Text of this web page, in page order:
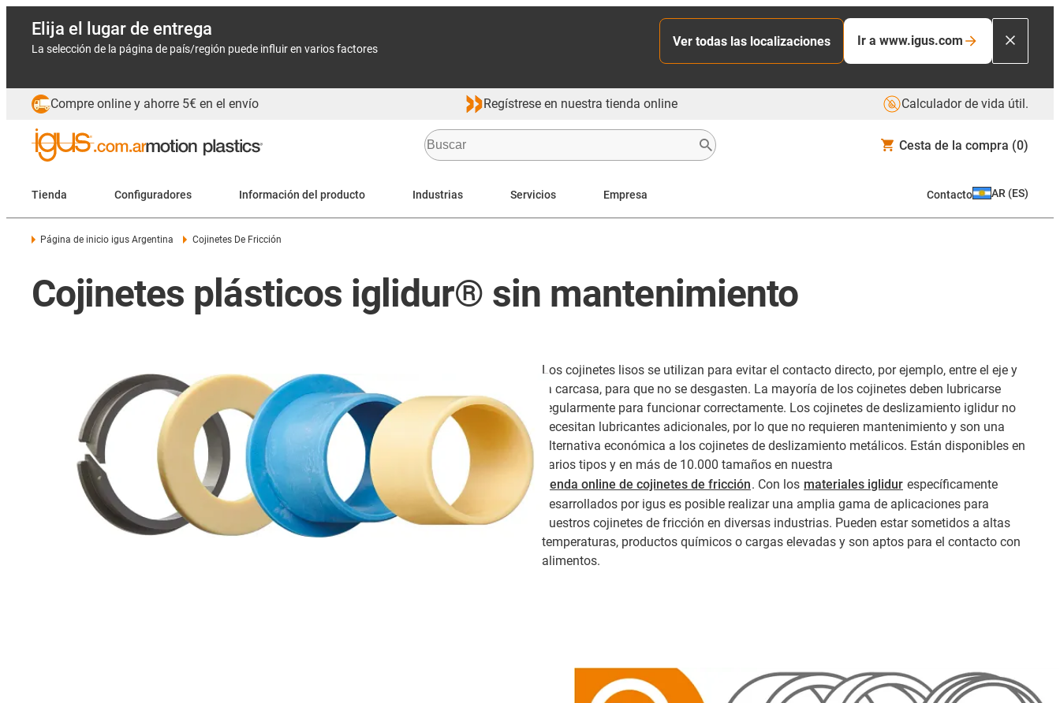
Elija el lugar de entrega
La selección de la página de país/región puede influir en varios factores
Ver todas las localizaciones Ir a www.igus.com
Compre online y ahorre 5€ en el envío Regístrese en nuestra tienda online Calculador de vida útil.
Cesta de la compra (0)
Tienda Configuradores Información del producto Industrias Servicios Empresa Contacto AR (ES)
Página de inicio igus Argentina Cojinetes De Fricción
Cojinetes plásticos iglidur® sin mantenimiento
Los cojinetes lisos se utilizan para evitar el contacto directo, por ejemplo, entre el eje y
la carcasa, para que no se desgasten. La mayoría de los cojinetes deben lubricarse
regularmente para funcionar correctamente. Los cojinetes de deslizamiento iglidur no
necesitan lubricantes adicionales, por lo que no requieren mantenimiento y son una
alternativa económica a los cojinetes de deslizamiento metálicos. Están disponibles en
varios tipos y en más de 10.000 tamaños en nuestra
tienda online de cojinetes de fricción. Con los materiales iglidur específicamente
desarrollados por igus es posible realizar una amplia gama de aplicaciones para
nuestros cojinetes de fricción en diversas industrias. Pueden estar sometidos a altas
temperaturas, productos químicos o cargas elevadas y son aptos para el contacto con
alimentos.